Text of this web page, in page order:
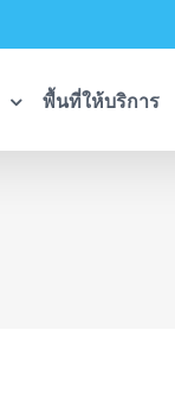
พื้นที่ให้บริการ